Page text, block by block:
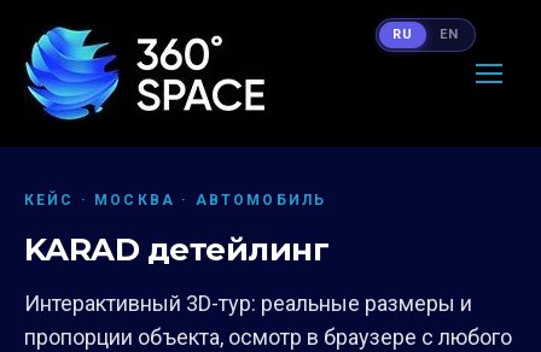
КЕЙС · МОСКВА · АВТОМОБИЛЬ
KARAD детейлинг
Интерактивный 3D-тур: реальные размеры и
пропорции объекта, осмотр в браузере с любого
RU EN